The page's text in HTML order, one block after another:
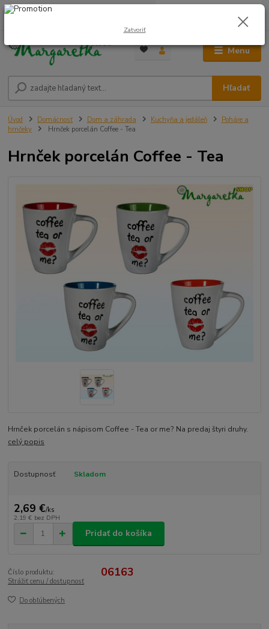
Menu
Hľadať
0948 236 042
0,00 €
Úvod Domácnosť Dom a záhrada Kuchyňa a jedáleň
Poháre a
hrnčeky
Hrnček porcelán Coffee - Tea
Hrnček porcelán Coffee - Tea
Hrnček porcelán s nápisom Coffee - Tea or me? Na predaj štyri druhy.
celý popis
Dostupnosť Skladom
2,69 €/ks
2,19 € bez DPH
Pridať do košíka
Číslo produktu: 06163
Strážiť cenu / dostupnosť
Do obľúbených
Zatvoriť